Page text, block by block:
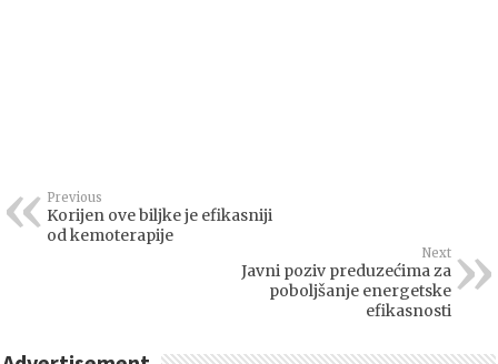
Previous
Korijen ove biljke je efikasniji
od kemoterapije
Next
Javni poziv preduzećima za
poboljšanje energetske
efikasnosti